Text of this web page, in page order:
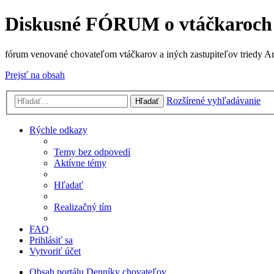
Diskusné FÓRUM o vtáčkaroch
fórum venované chovateľom vtáčkarov a iných zastupiteľov triedy
Prejsť na obsah
Hľadať Rozšírené vyhľadávanie
Rýchle odkazy
Temy bez odpovedí
Aktívne témy
Hľadať
Realizačný tím
FAQ
Prihlásiť sa
Vytvoriť účet